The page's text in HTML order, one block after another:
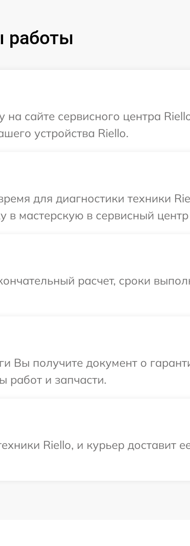
работы
сайте сервисного центра
устройства Riello.
для диагностики техники
мастерскую в сервисный центр
расчет, сроки
Вы получите документ о
работ и запчасти.
Riello, и курьер доставит